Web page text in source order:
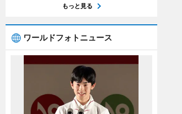
もっと見る
ワールドフォトニュース